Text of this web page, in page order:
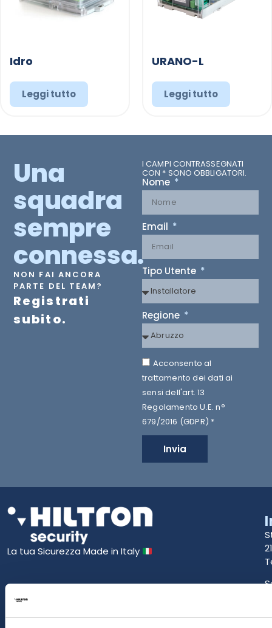
Idro
Leggi tutto
URANO-L
Leggi tutto
Una
squadra
sempre
connessa.
NON FAI ANCORA
PARTE DEL TEAM?
Registrati
subito.
I CAMPI CONTRASSEGNATI
CON * SONO OBBLIGATORI.
Nome
Email
Tipo Utente
Regione
Acconsento al
trattamento dei dati ai
sensi dell'art. 13
Regolamento U.E. n°
679/2016 (GDPR) *
Invia
La tua Sicurezza Made in Italy